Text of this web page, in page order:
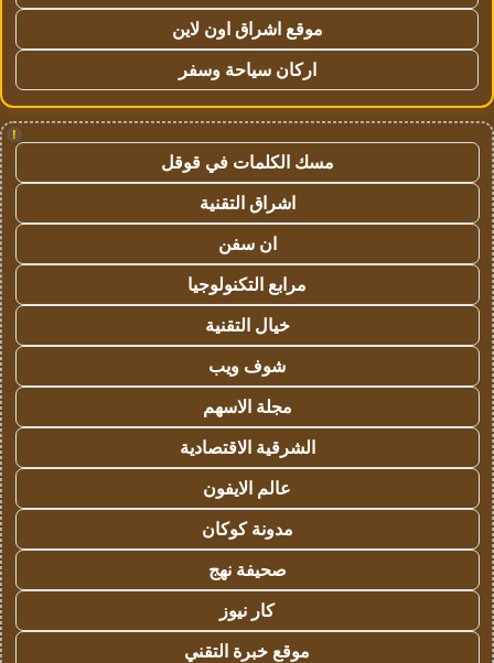
موقع اشراق اون لاين
اركان سياحة وسفر
!
مسك الكلمات في قوقل
اشراق التقنية
ان سفن
مرابع التكنولوجيا
خيال التقنية
شوف ويب
مجلة الاسهم
الشرقية الاقتصادية
عالم الايفون
مدونة كوكان
صحيفة نهج
كار نيوز
موقع خبرة التقني